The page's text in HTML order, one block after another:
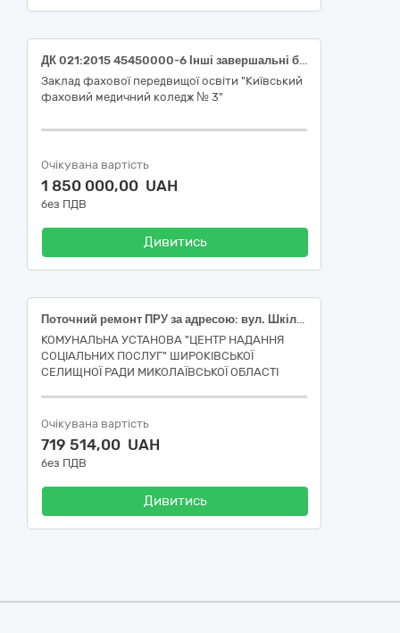
ДК 021:2015 45450000-6 Інші завершальні будівельні роботи (Поточний ремонт внутрішніх приміщень в ЗФПО «КИЇВСЬКИЙ ФАХОВИЙ МЕДИЧНИЙ КОЛЕДЖ №3» за адресою: вул. Привокзальна 14/2, у Дарницькому районі міста Києва)
Заклад фахової передвищої освіти "Київський
фаховий медичний коледж № 3"
Очікувана вартість
1 850 000,00 UAH
без ПДВ
Дивитись
Поточний ремонт ПРУ за адресою: вул. Шкільна, буд 15, селище Широке, Баштанського району Миколаївської області. код CPV за ДК 021:2015 «Єдиний закупівельний словник» 45450000-6 (Інші завершальні будівельні роботи)
КОМУНАЛЬНА УСТАНОВА "ЦЕНТР НАДАННЯ
СОЦІАЛЬНИХ ПОСЛУГ" ШИРОКІВСЬКОЇ
СЕЛИЩНОЇ РАДИ МИКОЛАЇВСЬКОЇ ОБЛАСТІ
Очікувана вартість
719 514,00 UAH
без ПДВ
Дивитись